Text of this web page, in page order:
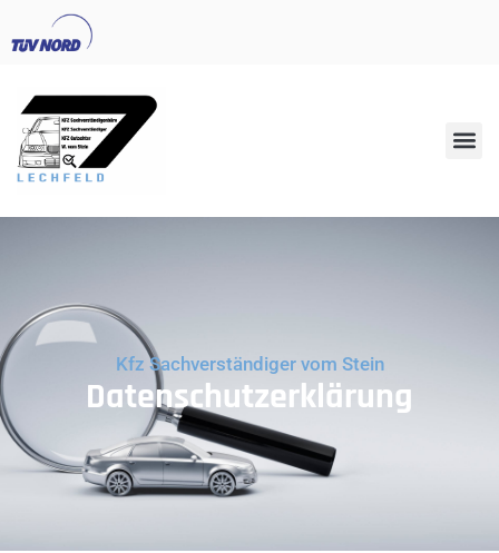
Kfz Sachverständiger vom Stein
Datenschutzerklärung